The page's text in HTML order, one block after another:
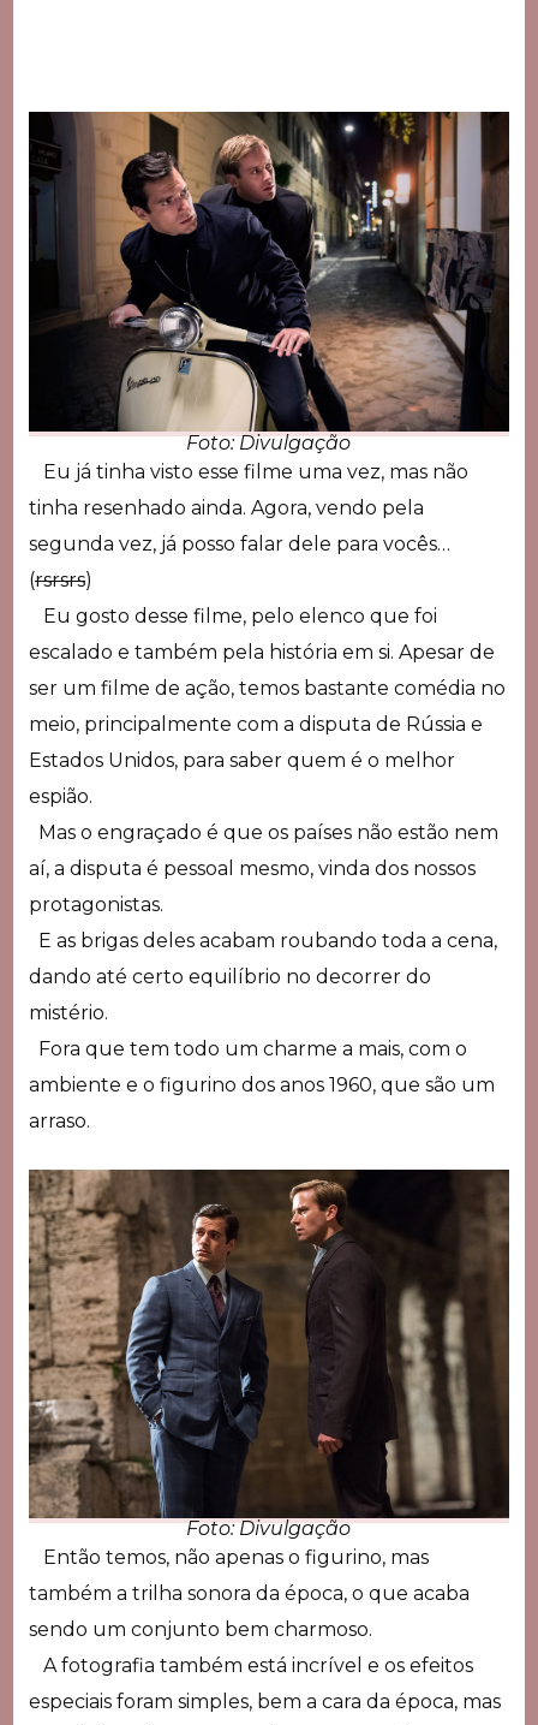
Foto: Divulgação
Eu já tinha visto esse filme uma vez, mas não
tinha resenhado ainda. Agora, vendo pela
segunda vez, já posso falar dele para vocês…
(rsrsrs)
Eu gosto desse filme, pelo elenco que foi
escalado e também pela história em si. Apesar de
ser um filme de ação, temos bastante comédia no
meio, principalmente com a disputa de Rússia e
Estados Unidos, para saber quem é o melhor
espião.
Mas o engraçado é que os países não estão nem
aí, a disputa é pessoal mesmo, vinda dos nossos
protagonistas.
E as brigas deles acabam roubando toda a cena,
dando até certo equilíbrio no decorrer do
mistério.
Fora que tem todo um charme a mais, com o
ambiente e o figurino dos anos 1960, que são um
arraso.
Foto: Divulgação
Então temos, não apenas o figurino, mas
também a trilha sonora da época, o que acaba
sendo um conjunto bem charmoso.
A fotografia também está incrível e os efeitos
especiais foram simples, bem a cara da época, mas